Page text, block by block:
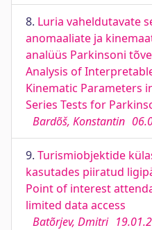
8. Luria vaheldutavate
anomaaliate ja
analüüs Parkinsoni
Analysis of
Kinematic Parameters
Series Tests for
Bardõš, Konstantin
9. Turismiobjektide
kasutades piiratud
Point of interest
limited data access
Batõrjev, Dmitri